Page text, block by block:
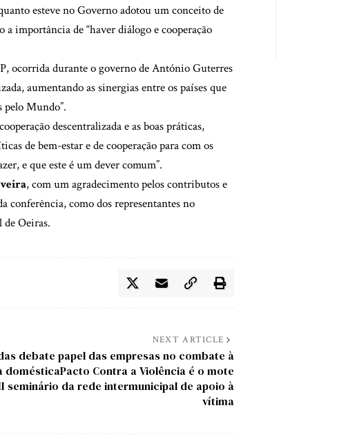
esteve no Governo adotou um conceito de
importância de “haver diálogo e cooperação
ocorrida durante o governo de António Guterres
aumentando as sinergias entre os países que
pelo Mundo”.
descentralizada e as boas práticas,
de bem-estar e de cooperação para com os
e que este é um dever comum”.
, com um agradecimento pelos contributos e
conferência, como dos representantes no
Oeiras.
NEXT ARTICLE
debate papel das empresas no combate à
domésticaPacto Contra a Violência é o mote
seminário da rede intermunicipal de apoio à
vítima